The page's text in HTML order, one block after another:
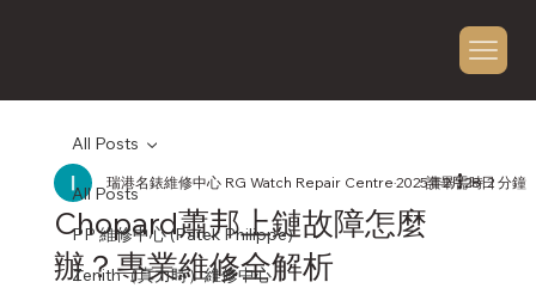
All Posts
PP 維修中心 (Patek Philippe)
Zenith（真力時）維修中心
All Posts
Chopard蕭邦上鏈故障怎麼
辦？專業維修全解析
瑞港名錶維修中心 RG Watch Repair Centre2025年2月28日
讀畢需時 2 分鐘